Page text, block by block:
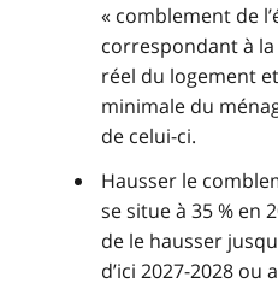
« comblement de
correspondant à
réel du logement
minimale du
de celui-ci.
Hausser le
se situe à 35 % en
de le hausser
d’ici 2027-2028 ou